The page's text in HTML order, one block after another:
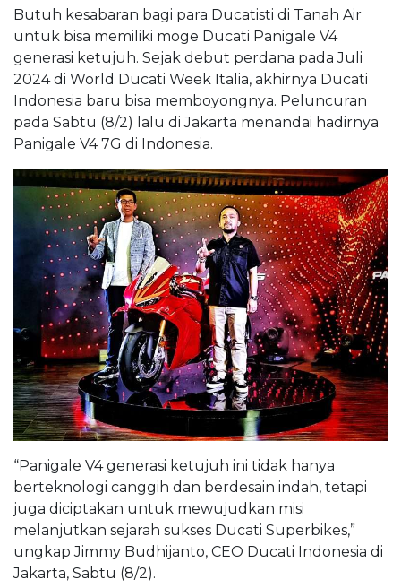
Butuh kesabaran bagi para Ducatisti di Tanah Air
untuk bisa memiliki moge Ducati Panigale V4
generasi ketujuh. Sejak debut perdana pada Juli
2024 di World Ducati Week Italia, akhirnya Ducati
Indonesia baru bisa memboyongnya. Peluncuran
pada Sabtu (8/2) lalu di Jakarta menandai hadirnya
Panigale V4 7G di Indonesia.
“Panigale V4 generasi ketujuh ini tidak hanya
berteknologi canggih dan berdesain indah, tetapi
juga diciptakan untuk mewujudkan misi
melanjutkan sejarah sukses Ducati Superbikes,”
ungkap Jimmy Budhijanto, CEO Ducati Indonesia di
Jakarta, Sabtu (8/2).